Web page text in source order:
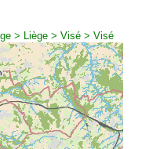
> Liège > Visé > Visé